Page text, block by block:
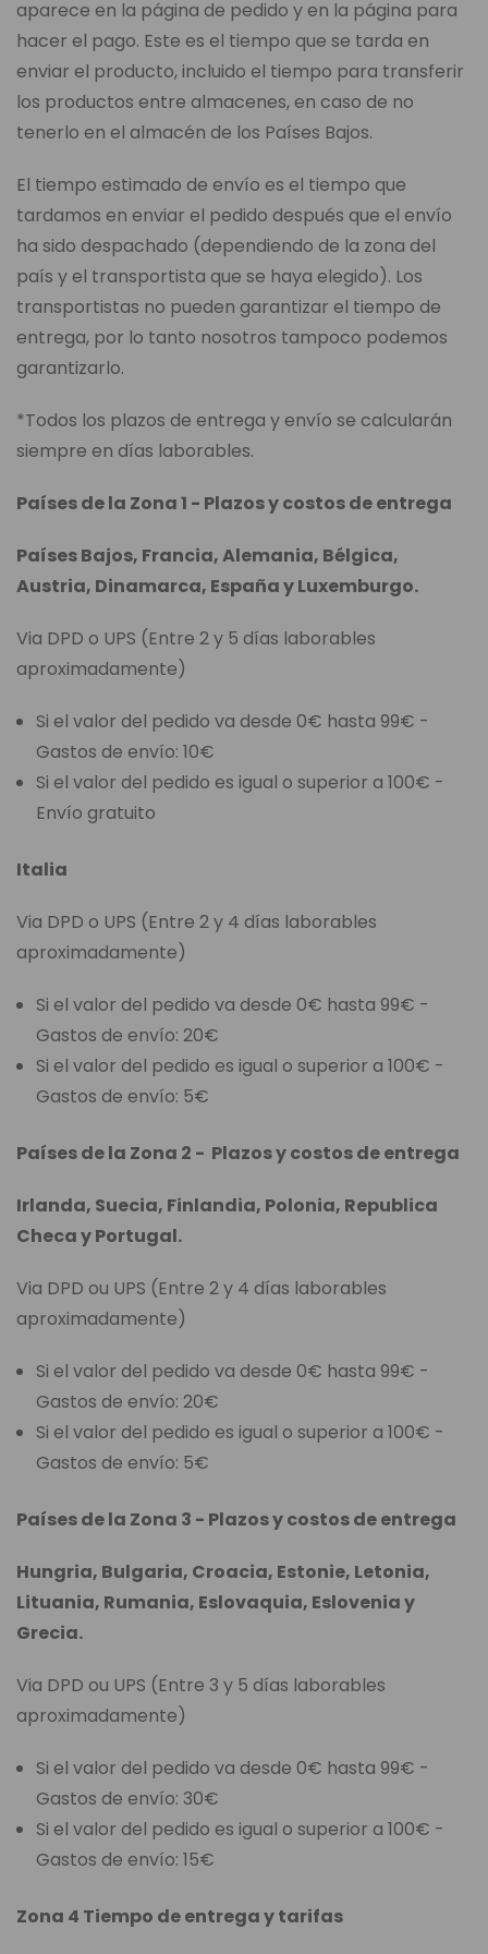
aparece en la página de pedido y en la página para
hacer el pago. Este es el tiempo que se tarda en
enviar el producto, incluido el tiempo para transferir
los productos entre almacenes, en caso de no
tenerlo en el almacén de los Países Bajos.
El tiempo estimado de envío es el tiempo que
tardamos en enviar el pedido después que el envío
ha sido despachado (dependiendo de la zona del
país y el transportista que se haya elegido). Los
transportistas no pueden garantizar el tiempo de
entrega, por lo tanto nosotros tampoco podemos
garantizarlo.
*Todos los plazos de entrega y envío se calcularán
siempre en días laborables.
Países de la Zona 1 - Plazos y costos de entrega
Países Bajos, Francia, Alemania, Bélgica,
Austria, Dinamarca, España y Luxemburgo.
Via DPD o UPS (Entre 2 y 5 días laborables
aproximadamente)
Si el valor del pedido va desde 0€ hasta 99€ -
Gastos de envío: 10€
Si el valor del pedido es igual o superior a 100€ -
Envío gratuito
Italia
Via DPD o UPS (Entre 2 y 4 días laborables
aproximadamente)
Si el valor del pedido va desde 0€ hasta 99€ -
Gastos de envío: 20€
Si el valor del pedido es igual o superior a 100€ -
Gastos de envío: 5€
Países de la Zona 2 - Plazos y costos de entrega
Irlanda, Suecia, Finlandia, Polonia, Republica
Checa y Portugal.
Via DPD ou UPS (Entre 2 y 4 días laborables
aproximadamente)
Si el valor del pedido va desde 0€ hasta 99€ -
Gastos de envío: 20€
Si el valor del pedido es igual o superior a 100€ -
Gastos de envío: 5€
Países de la Zona 3 - Plazos y costos de entrega
Hungria, Bulgaria, Croacia, Estonie, Letonia,
Lituania, Rumania, Eslovaquia, Eslovenia y
Grecia.
Via DPD ou UPS (Entre 3 y 5 días laborables
aproximadamente)
Si el valor del pedido va desde 0€ hasta 99€ -
Gastos de envío: 30€
Si el valor del pedido es igual o superior a 100€ -
Gastos de envío: 15€
Zona 4 Tiempo de entrega y tarifas